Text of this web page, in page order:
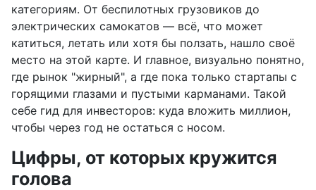
категориям. От беспилотных грузовиков до
электрических самокатов — всё, что может
катиться, летать или хотя бы ползать, нашло своё
место на этой карте. И главное, визуально понятно,
где рынок "жирный", а где пока только стартапы с
горящими глазами и пустыми карманами. Такой
себе гид для инвесторов: куда вложить миллион,
чтобы через год не остаться с носом.
Цифры, от которых кружится
голова